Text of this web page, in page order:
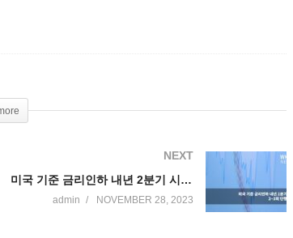
NEXT
미국 기준 금리인하 내년 2분기 시작 2~3회 단행 예상
admin NOVEMBER 28, 2023